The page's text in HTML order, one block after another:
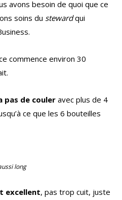
avons besoin de quoi que ce
soins du stewardqui
commence environ 30
pas de couler avec plus de 4
ce que les 6 bouteilles
long
excellent, pas trop cuit, juste